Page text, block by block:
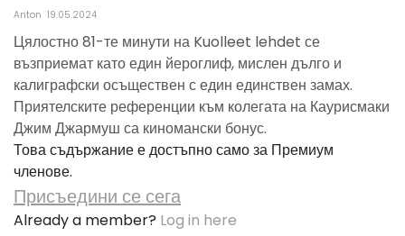
Anton 19.05.2024
Цялостно 81-те минути на Kuolleet lehdet се
възприемат като един йероглиф, мислен дълго и
калиграфски осъществен с един единствен замах.
Приятелските референции към колегата на Каурисмаки
Джим Джармуш са киномански бонус.
Това съдържание е достъпно само за Премиум
членове.
Присъедини се сега
Already a member? Log in here